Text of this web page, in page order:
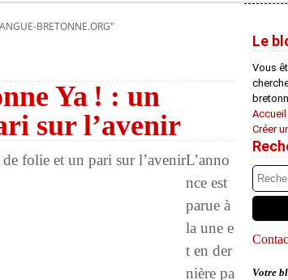
BRETONNE.ORG"
Ya ! : un
sur l’avenir
L’anno
nce est
parue à
la une e
t en der
nière pa
Le
Vous
Créer
Votre